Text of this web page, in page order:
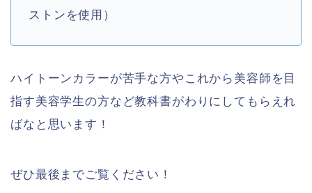
ストンを使用）
ハイトーンカラーが苦手な方やこれから美容師を目
指す美容学生の方など教科書がわりにしてもらえれ
ばなと思います！
ぜひ最後までご覧ください！